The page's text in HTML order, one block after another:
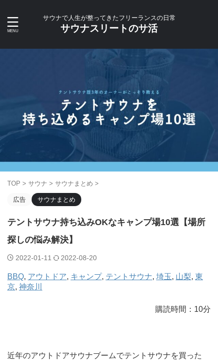
サウナで人生が整ってきたフリーランスの日常
サウナスリートのサ活
TOP > サウナ > サウナまとめ >
広告 サウナまとめ
テントサウナ持ち込みOKなキャンプ場10選【場所
探しの悩み解決】
2022-01-11 2022-08-20
BBQ, アウトドア, キャンプ, テントサウナ, 埼玉, 山梨, 東
京, 神奈川
購読時間：10分
近年のアウトドアサウナブームでテントサウナを買った